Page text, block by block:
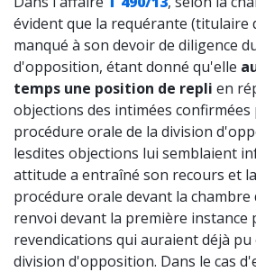
évident que la requérante (titulaire
manqué à son devoir de diligence
d'opposition, étant donné qu'elle
temps une position de repli en
objections des intimées
procédure orale de la division
lesdites objections lui semblaient
attitude a entraîné son recours et
procédure orale devant la
renvoi devant la première instance
revendications qui auraient déjà
division d'opposition. Dans le cas